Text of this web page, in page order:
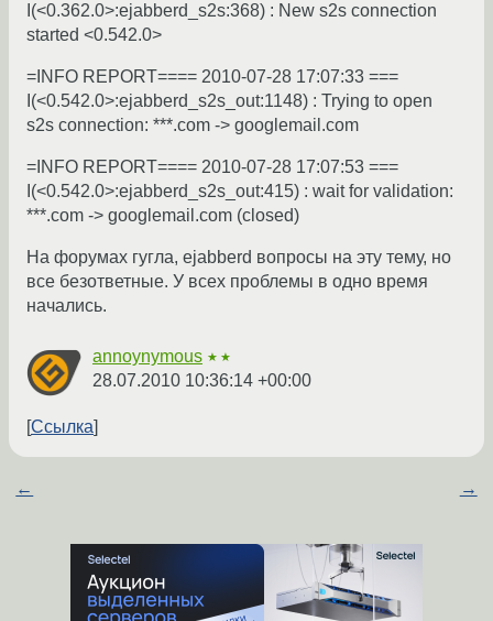
I(<0.362.0>:ejabberd_s2s:368) : New s2s connection
started <0.542.0>
=INFO REPORT==== 2010-07-28 17:07:33 ===
I(<0.542.0>:ejabberd_s2s_out:1148) : Trying to open
s2s connection: ***.com -> googlemail.com
=INFO REPORT==== 2010-07-28 17:07:53 ===
I(<0.542.0>:ejabberd_s2s_out:415) : wait for validation:
***.com -> googlemail.com (closed)
На форумах гугла, ejabberd вопросы на эту тему, но
все безответные. У всех проблемы в одно время
начались.
annoynymous ★★
28.07.2010 10:36:14 +00:00
Ссылка
← →